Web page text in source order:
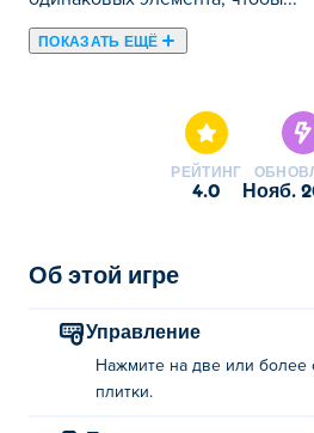
ПОКАЗАТЬ ЕЩЁ
персонажей Subway Surfers,
Фреш и Трики! Нажимайте на
одинаковых элемента, чтобы
множество элементов
помогут вам преодолеть
собирать, взрывать и
РЕЙТИНГ
4.0 нояб.
Об этой игре
Управление
Нажмите на две или более
плитки.